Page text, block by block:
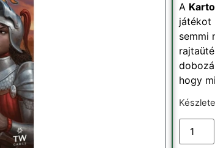
A
játékot
semmi
hogy